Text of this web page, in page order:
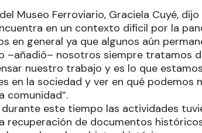
Museo Ferroviario, Graciela Cuyé,
en un contexto difícil por la
en general ya que algunos aún
–añadió– nosotros siempre tratamos
nuestro trabajo y es lo que
en la sociedad y ver en qué podemos
comunidad”.
este tiempo las actividades
recuperación de documentos